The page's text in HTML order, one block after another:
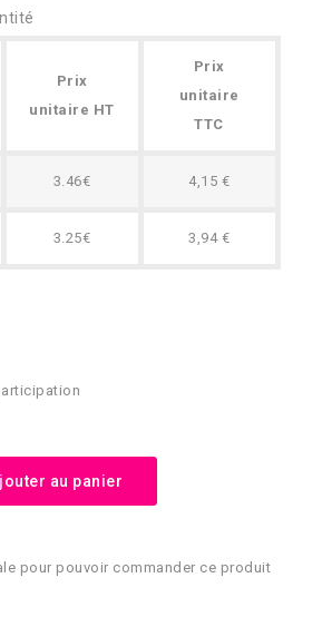
Prix
unitaire HT
Prix
unitaire
TTC
3.46€ 4,15 €
3.25€ 3,94 €
au panier
pour pouvoir commander ce produit